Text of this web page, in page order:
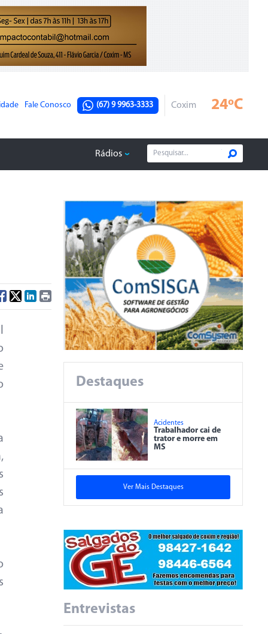
Fale Conosco (67) 9 9963-3333 Coxim 24ºC
Rádios
Destaques
Acidentes
Trabalhador cai de
trator e morre em
MS
Ver Mais Destaques
Entrevistas